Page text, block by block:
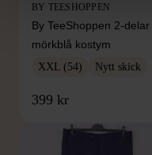
BY TEESHOPPEN
By TeeShoppen 2-delar
mörkblå kostym
XXL (54) Nytt skick
399 kr